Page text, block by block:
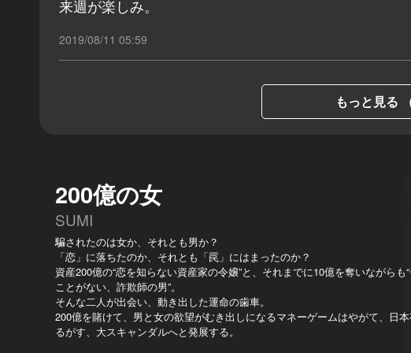
来週が楽しみ。
2019/08/11 05:59
もっと見る
200億の女
SUMI
騙されたのは女か、それとも男か？
「恋」に落ちたのか、それとも「罠」にはまったのか？
資産200億の“恋を知らない資産家の令嬢”と、それまでに10億を奪いながらも
ことがない、詐欺師の男”。
そんな二人が出会い、動き出した運命の歯車。
200億を賭けて、男と女の欲望がむき出しになるマネーゲームはやがて、日
るがす、大スキャンダルへと発展する。